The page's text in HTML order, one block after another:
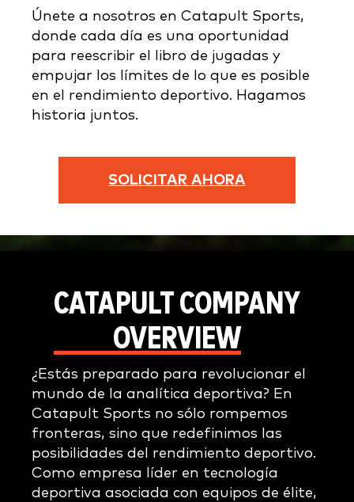
Únete a nosotros en Catapult Sports,
donde cada día es una oportunidad
para reescribir el libro de jugadas y
empujar los límites de lo que es posible
en el rendimiento deportivo. Hagamos
historia juntos.
SOLICITAR AHORA
CATAPULT COMPANY
OVERVIEW
¿Estás preparado para revolucionar el
mundo de la analítica deportiva? En
Catapult Sports no sólo rompemos
fronteras, sino que redefinimos las
posibilidades del rendimiento deportivo.
Como empresa líder en tecnología
deportiva asociada con equipos de élite,